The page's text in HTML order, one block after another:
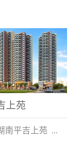
上苑
南平吉上苑 ...